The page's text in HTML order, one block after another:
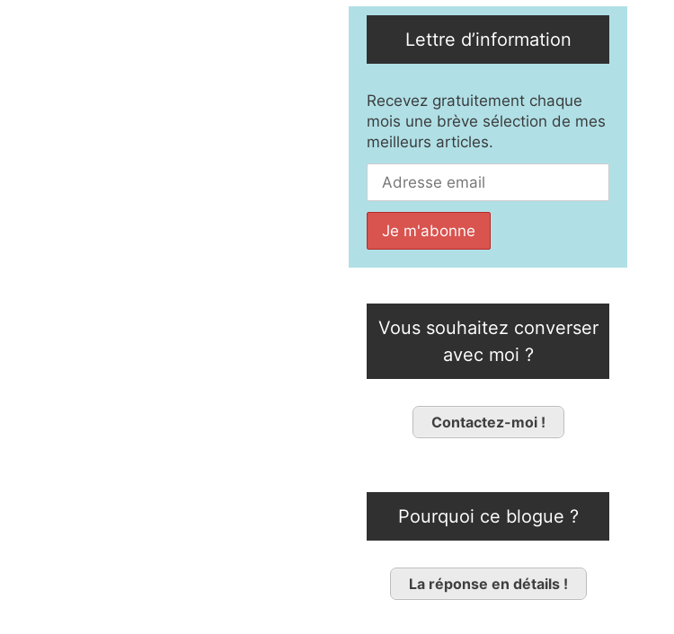
Lettre d’information
Recevez gratuitement chaque
mois une brève sélection de mes
meilleurs articles.
Vous souhaitez converser
avec moi ?
Contactez-moi !
Pourquoi ce blogue ?
La réponse en détails !